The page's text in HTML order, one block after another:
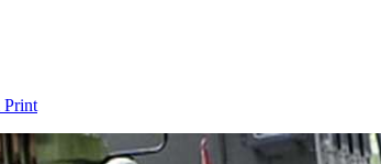
Print